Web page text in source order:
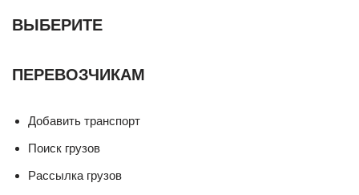
ВЫБЕРИТЕ
ПЕРЕВОЗЧИКАМ
Добавить транспорт
Поиск грузов
Рассылка грузов